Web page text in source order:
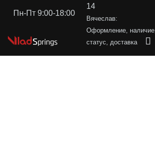
Пн-Пт 9:00-18:00
14
Вячеслав:
Оформление, наличие,
статус, доставка